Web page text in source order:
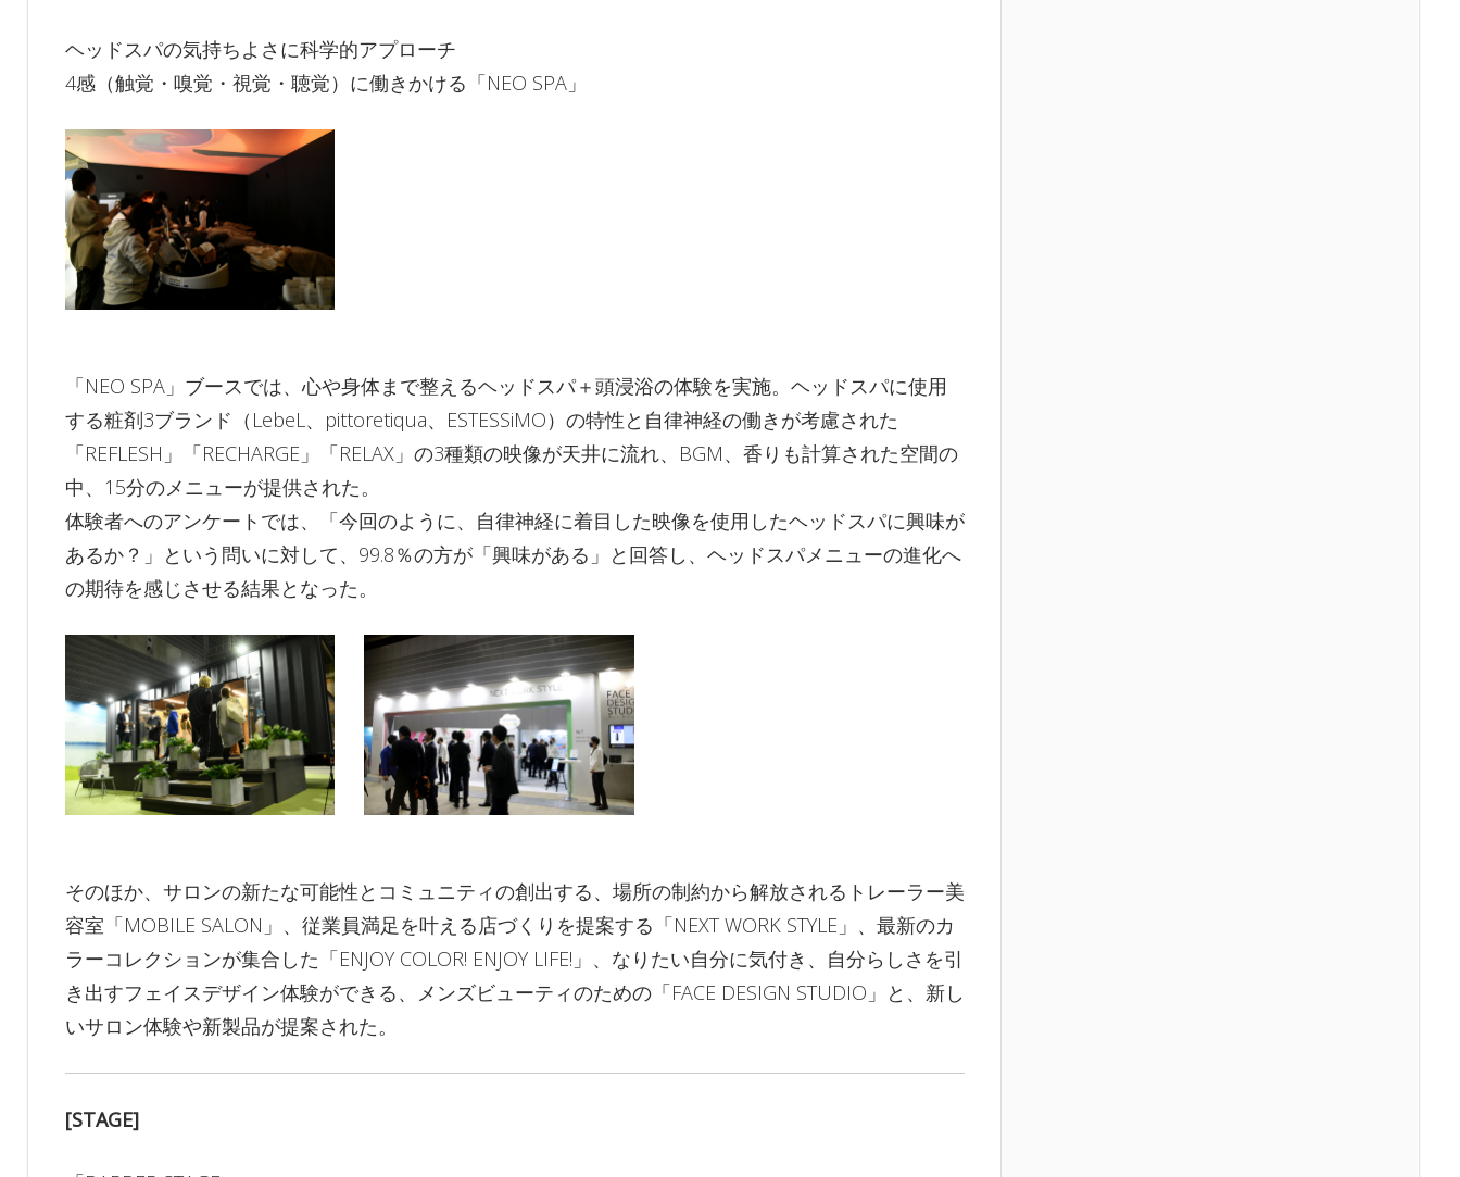
ヘッドスパの気持ちよさに科学的アプローチ
4感（触覚・嗅覚・視覚・聴覚）に働きかける「NEO SPA」
「NEO SPA」ブースでは、心や身体まで整えるヘッドスパ＋頭浸浴の体験を実施。ヘッドスパに使用
する粧剤3ブランド（LebeL、pittoretiqua、ESTESSiMO）の特性と自律神経の働きが考慮された
「REFLESH」「RECHARGE」「RELAX」の3種類の映像が天井に流れ、BGM、香りも計算された空間の
中、15分のメニューが提供された。
体験者へのアンケートでは、「今回のように、自律神経に着目した映像を使用したヘッドスパに興味が
あるか？」という問いに対して、99.8％の方が「興味がある」と回答し、ヘッドスパメニューの進化へ
の期待を感じさせる結果となった。
そのほか、サロンの新たな可能性とコミュニティの創出する、場所の制約から解放されるトレーラー美
容室「MOBILE SALON」、従業員満足を叶える店づくりを提案する「NEXT WORK STYLE」、最新のカ
ラーコレクションが集合した「ENJOY COLOR! ENJOY LIFE!」、なりたい自分に気付き、自分らしさを引
き出すフェイスデザイン体験ができる、メンズビューティのための「FACE DESIGN STUDIO」と、新し
いサロン体験や新製品が提案された。
[STAGE]